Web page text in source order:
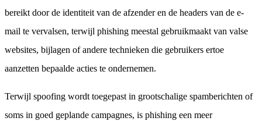
bereikt door de identiteit van de afzender en de headers van de e-
mail te vervalsen, terwijl phishing meestal gebruikmaakt van valse
websites, bijlagen of andere technieken die gebruikers ertoe
aanzetten bepaalde acties te ondernemen.
Terwijl spoofing wordt toegepast in grootschalige spamberichten of
soms in goed geplande campagnes, is phishing een meer